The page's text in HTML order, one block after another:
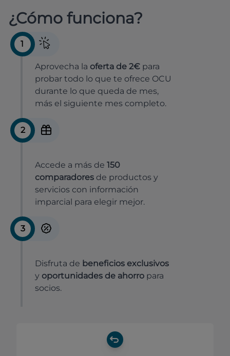
¿Cómo funciona?
1
Aprovecha la oferta de 2€ para
probar todo lo que te ofrece OCU
durante lo que queda de mes,
más el siguiente mes completo.
2
Accede a más de 150
comparadores de productos y
servicios con información
imparcial para elegir mejor.
3
Disfruta de beneficios exclusivos
y oportunidades de ahorro para
socios.